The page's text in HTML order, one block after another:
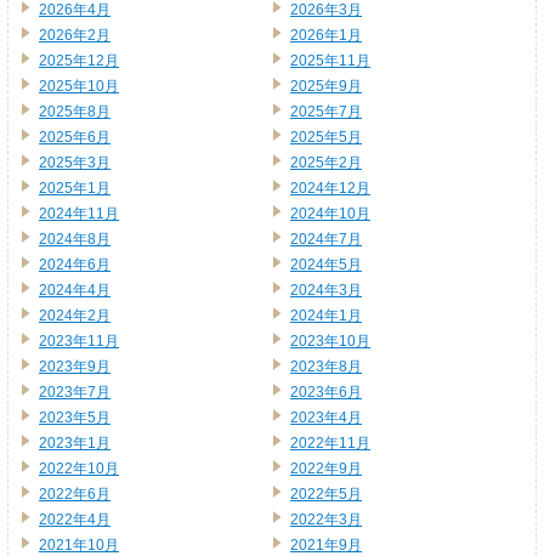
2026年4月
2026年3月
2026年2月
2026年1月
2025年12月
2025年11月
2025年10月
2025年9月
2025年8月
2025年7月
2025年6月
2025年5月
2025年3月
2025年2月
2025年1月
2024年12月
2024年11月
2024年10月
2024年8月
2024年7月
2024年6月
2024年5月
2024年4月
2024年3月
2024年2月
2024年1月
2023年11月
2023年10月
2023年9月
2023年8月
2023年7月
2023年6月
2023年5月
2023年4月
2023年1月
2022年11月
2022年10月
2022年9月
2022年6月
2022年5月
2022年4月
2022年3月
2021年10月
2021年9月